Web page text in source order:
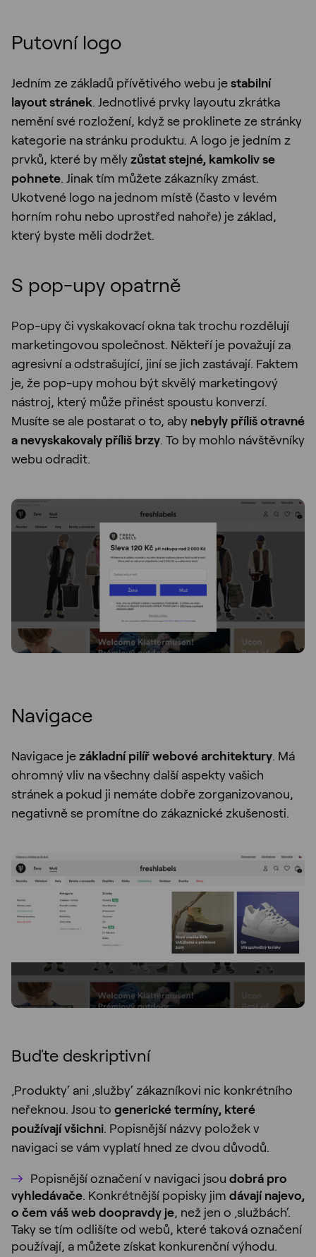
Putovní logo
Jedním ze základů přívětivého webu je stabilní
layout stránek. Jednotlivé prvky layoutu zkrátka
nemění své rozložení, když se proklinete ze stránky
kategorie na stránku produktu. A logo je jedním z
prvků, které by měly zůstat stejné, kamkoliv se
pohnete. Jinak tím můžete zákazníky zmást.
Ukotvené logo na jednom místě (často v levém
horním rohu nebo uprostřed nahoře) je základ,
který byste měli dodržet.
S pop-upy opatrně
Pop-upy či vyskakovací okna tak trochu rozdělují
marketingovou společnost. Někteří je považují za
agresivní a odstrašující, jiní se jich zastávají. Faktem
je, že pop-upy mohou být skvělý marketingový
nástroj, který může přinést spoustu konverzí.
Musíte se ale postarat o to, aby nebyly příliš otravné
a nevyskakovaly příliš brzy. To by mohlo návštěvníky
webu odradit.
Navigace
Navigace je základní pilíř webové architektury. Má
ohromný vliv na všechny další aspekty vašich
stránek a pokud ji nemáte dobře zorganizovanou,
negativně se promítne do zákaznické zkušenosti.
Buďte deskriptivní
‚Produkty‘ ani ‚služby‘ zákazníkovi nic konkrétního
neřeknou. Jsou to generické termíny, které
používají všichni. Popisnější názvy položek v
navigaci se vám vyplatí hned ze dvou důvodů.
Popisnější označení v navigaci jsou dobrá pro
vyhledávače. Konkrétnější popisky jim dávají najevo,
o čem váš web doopravdy je, než jen o ‚službách‘.
Taky se tím odlišíte od webů, které taková označení
používají, a můžete získat konkurenční výhodu.